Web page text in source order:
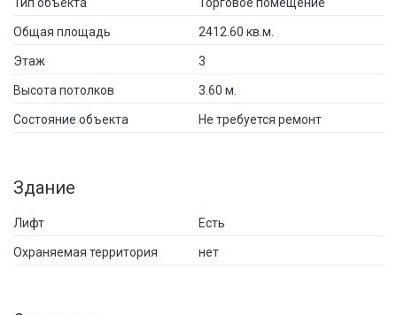
Общая площадь 2412.60 кв.м.
Этаж 3
Высота потолков 3.60 м.
Состояние объекта Не требуется ремонт
Здание
Лифт Есть
Охраняемая территория нет